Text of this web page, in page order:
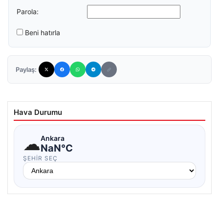
Parola:
Beni hatırla
Paylaş:
Hava Durumu
☁Ankara
NaN°C
ŞEHIR SEÇ